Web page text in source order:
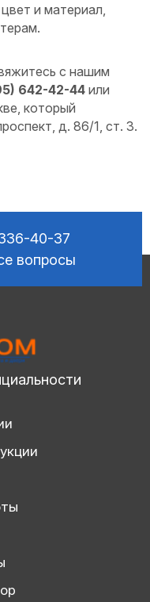
и материал,
с нашим
642-42-44или
который
д. 86/1, ст. 3.
40-37
вопросы